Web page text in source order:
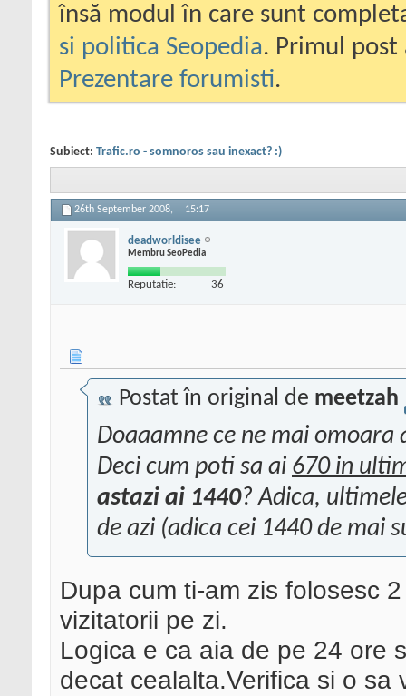
însă modul în care sunt
si politica Seopedia. Primul
Prezentare forumisti.
Subiect: Trafic.ro - somnoros sau inexact? :)
26th September 2008, 15:17
deadworldisee
Membru SeoPedia
Reputatie: 36
Postat în original de meetzah
Doaaamne ce ne mai
Deci cum poti sa ai 670 in
astazi ai 1440? Adica,
de azi (adica cei 1440 de mai
Dupa cum ti-am zis folosesc
vizitatorii pe zi.
Logica e ca aia de pe 24 ore
decat cealalta.Verifica si o sa